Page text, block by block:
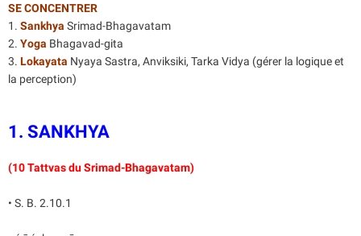
SE CONCENTRER
1. Sankhya Srimad-Bhagavatam
2. Yoga Bhagavad-gita
3. Lokayata Nyaya Sastra, Anviksiki, Tarka Vidya (gérer la logique et
la perception)
1. SANKHYA
(10 Tattvas du Srimad-Bhagavatam)
• S. B. 2.10.1